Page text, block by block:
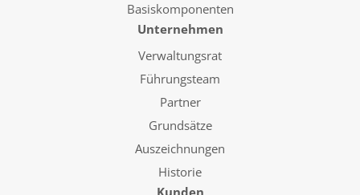
Basiskomponenten
Unternehmen
Verwaltungsrat
Führungsteam
Partner
Grundsätze
Auszeichnungen
Historie